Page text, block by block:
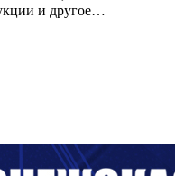
и другое…